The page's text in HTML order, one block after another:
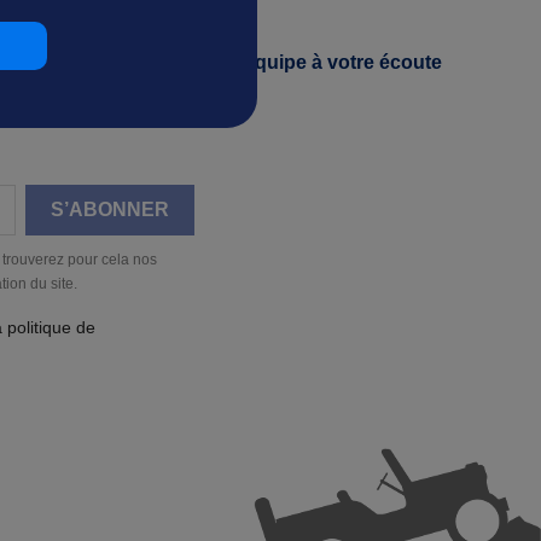
Une équipe à votre écoute
pour cela nos
du site.
politique de